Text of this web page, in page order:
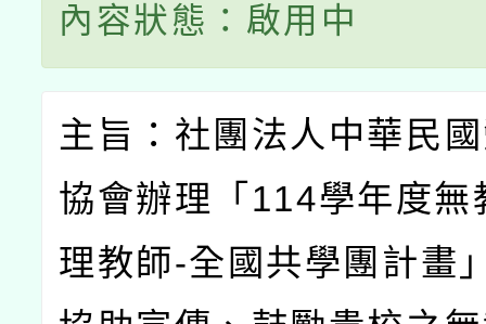
內容狀態：啟用中
主旨：社團法人中華民
協會辦理「 114學年度無
理教師-全國共學團計畫